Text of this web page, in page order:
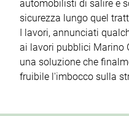
automobilisti di salire e
sicurezza lungo quel
I lavori, annunciati
ai lavori pubblici Marino
una soluzione che
fruibile l'imbocco sulla